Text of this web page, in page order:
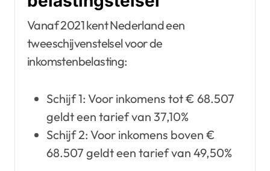
Vanaf 2021 kent Nederland een
tweeschijvenstelsel voor de
inkomstenbelasting:
Schijf 1: Voor inkomens tot € 68.507
geldt een tarief van 37,10%
Schijf 2: Voor inkomens boven €
68.507 geldt een tarief van 49,50%